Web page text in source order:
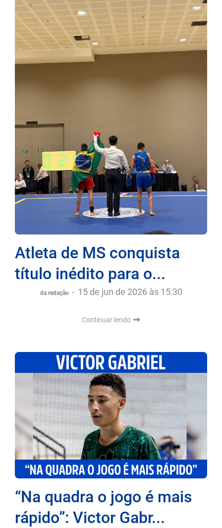
Atleta de MS conquista
título inédito para o...
da redação - 15 de jun de 2026 às 15:30
Continuar lendo
“Na quadra o jogo é mais
rápido”: Victor Gabr...